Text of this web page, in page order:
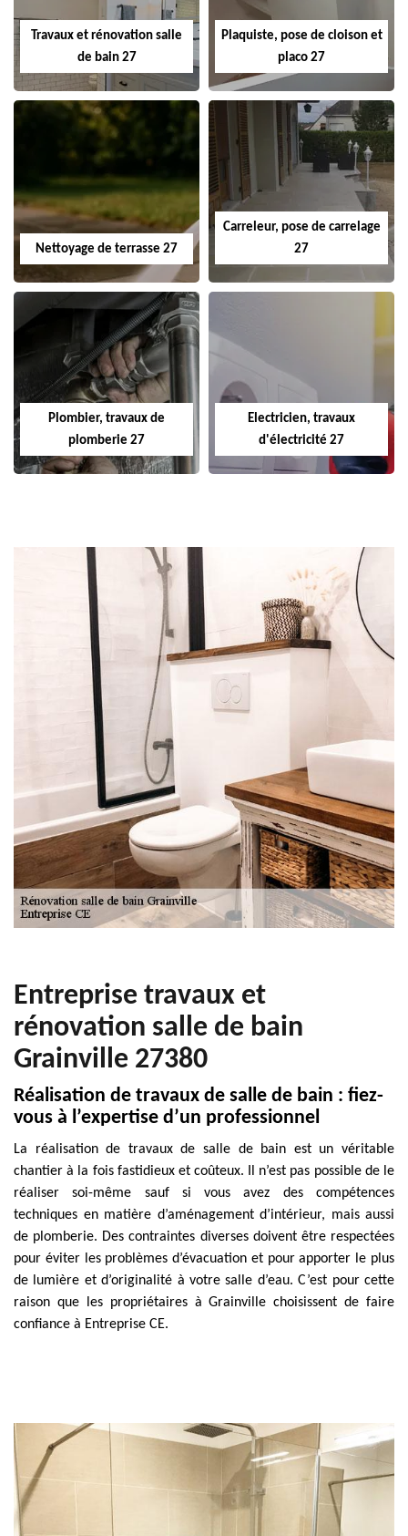
Travaux et rénovation salle
de bain 27
Plaquiste, pose de cloison et
placo 27
Nettoyage de terrasse 27
Carreleur, pose de carrelage
27
Plombier, travaux de
plomberie 27
Electricien, travaux
d'électricité 27
Entreprise travaux et
rénovation salle de bain
Grainville 27380
Réalisation de travaux de salle de bain : fiez-
vous à l’expertise d’un professionnel
La réalisation de travaux de salle de bain est un véritable
chantier à la fois fastidieux et coûteux. Il n’est pas possible de le
réaliser soi-même sauf si vous avez des compétences
techniques en matière d’aménagement d’intérieur, mais aussi
de plomberie. Des contraintes diverses doivent être respectées
pour éviter les problèmes d’évacuation et pour apporter le plus
de lumière et d’originalité à votre salle d’eau. C’est pour cette
raison que les propriétaires à Grainville choisissent de faire
confiance à Entreprise CE.